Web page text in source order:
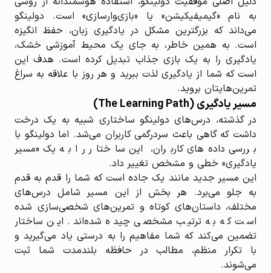
به نام «گیمیفیکیشن» یا «بازی‌وارسازی» است. دولینگو
می‌داند که بزرگترین مشکل در یادگیری زبان، حفظ انگیزه
است. به همین خاطر، به جای یک محیط آموزشی خشک،
یادگیری را به یک بازی جذاب تبدیل کرده است. هدف این
است که شما از یادگیری لذت ببرید و هر روز با علاقه به سراغ
تمرین‌هایتان بروید.
مسیر یادگیری (The Learning Path)
در گذشته، درس‌های دولینگو ساختاری شبیه به یک درخت
داشت که گاهی باعث سردرگمی کاربران می‌شد. اما دولینگو با
بررسی داده‌های کاربران، این ساختار را به یک «مسیر
یادگیری» خطی و مشخص تغییر داد.
این مسیر جدید مانند یک جاده است که شما را قدم به قدم
به جلو می‌برد. هر بخش از این مسیر شامل درس‌های
مختلف، داستان‌های کوتاه و تمرین‌های شخصی‌سازی شده
است که به ترتیب مشخصی چیده شده‌اند. این ساختار
تضمین می‌کند که شما مفاهیم را به درستی یاد می‌گیرید و
با تکرار منظم، مطالب در حافظه بلندمدت شما ثبت
می‌شوند.